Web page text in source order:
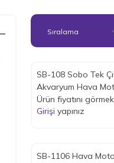
SB-108 Sobo Tek
Akvaryum Hava
Ürün fiyatını
Girişi yapınız
SB-1106 Hava